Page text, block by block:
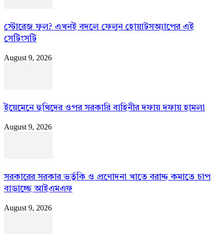
স্টোরেজ ফুল? এখনই বদলে ফেলুন হোয়াটসঅ্যাপের এই
সেটিংসটি
August 9, 2026
ইয়েমেনে হুথিদের ওপর সরকারি বাহিনীর দফায় দফায় হামলা
August 9, 2026
সরকারের সরকার ভর্তুকি ও প্রণোদনা খাতে বরাদ্দ কমাতে চাপ
বাড়াচ্ছে আইএমএফ
August 9, 2026